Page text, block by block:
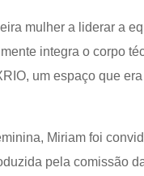
mulher a liderar a
integra o corpo
um espaço que
Miriam foi
pela comissão